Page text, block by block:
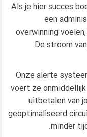
Als je hier succes
een
overwinning
De stroom
Onze alerte
voert ze
uitbetalen van
geoptimaliseerd
minder